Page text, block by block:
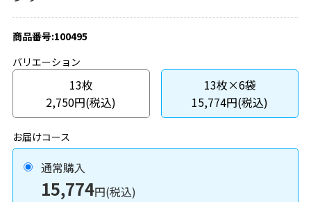
商品番号:100495
バリエーション
13枚
2,750円(税込)
13枚×6袋
15,774円(税込)
お届けコース
通常購入
15,774円(税込)